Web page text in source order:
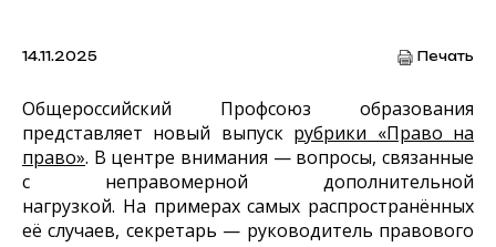
14.11.2025 Печать
Общероссийский Профсоюз образования
представляет новый выпуск рубрики «Право на
право». В центре внимания — вопросы, связанные
с неправомерной дополнительной
нагрузкой. На примерах самых распространённых
её случаев, секретарь — руководитель правового